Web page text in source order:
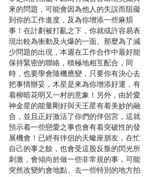
來的問題，可能會因為他人的失誤而阻礙
到你的工作進度，及為你增添一些麻煩
事！在計劃被打亂之下，你就或許容易表
現出較為衝動及火爆的一面。那麼為了減
少問題的出現，本週在工作合作中最好能
保持緊密的聯絡，積極地相互配合，同
時，也要學會隨機應變，只要你有決心去
把事情辦妥，木星是來為你增添好運，有
着柳暗花明又一村的意象！另外，由於愛
神金星的能量剛好與天王星有着美妙的融
合，並且正好激活了你們的伴侶宮，這就
預示着一些戀愛之事也會有着突破性的發
展機會！已經有伴侶的天蠍座朋友，在忙
自己的事之餘，也會受這股反叛的閃光所
刺激，會傾向於做一些非常規的事，可能
突然改變約會地點、去一些特別的地方拍